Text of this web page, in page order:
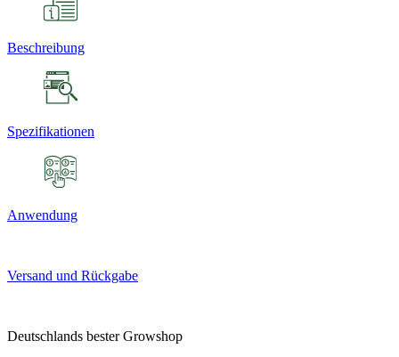
Beschreibung
Spezifikationen
Anwendung
Versand und Rückgabe
Deutschlands bester Growshop